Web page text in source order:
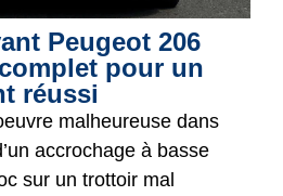
Peugeot 206
pour un
réussi
malheureuse dans
accrochage à basse
sur un trottoir mal